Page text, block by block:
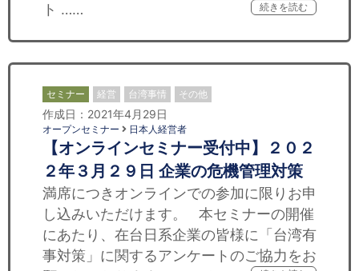
ト ……
続きを読む
セミナー 経営 台湾事情 その他
作成日：2021年4月29日
オープンセミナー 日本人経営者
【オンラインセミナー受付中】２０２
２年３月２９日 企業の危機管理対策
満席につきオンラインでの参加に限りお申
し込みいただけます。 本セミナーの開催
にあたり、在台日系企業の皆様に「台湾有
事対策」に関するアンケートのご協力をお